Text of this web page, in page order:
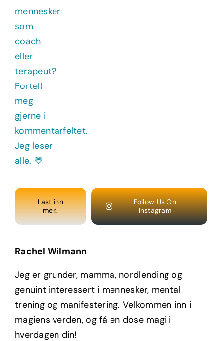
Last inn
mer..
Follow Us On
Instagram
Rachel Wilmann
Jeg er grunder, mamma, nordlending og
genuint interessert i mennesker, mental
trening og manifestering. Velkommen inn i
magiens verden, og få en dose magi i
hverdagen din!